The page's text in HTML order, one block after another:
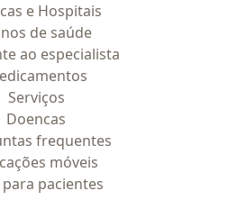
e Hospitais
de saúde
ao especialista
Serviços
Doencas
frequentes
móveis
pacientes